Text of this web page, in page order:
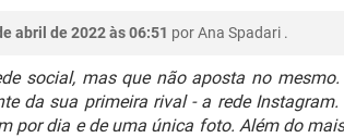
abril de 2022 às 06:51 porAna Spadari .
social, mas que não aposta no
da sua primeira rival - a rede Instagram.
por dia e de uma única foto. Além do